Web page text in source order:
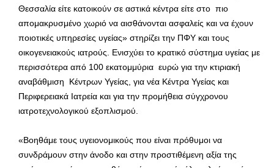
Θεσσαλία είτε κατοικούν σε αστικά κέντρα είτε στο πιο
απομακρυσμένο χωριό να αισθάνονται ασφαλείς και να έχουν
ποιοτικές υπηρεσίες υγείας» στηρίζει την ΠΦΥ και τους
οικογενειακούς ιατρούς. Ενισχύει το κρατικό σύστημα υγείας με
περισσότερα από 100 εκατομμύρια ευρώ για την κτιριακή
αναβάθμιση Κέντρων Υγείας, για νέα Κέντρα Υγείας και
Περιφερειακά Ιατρεία και για την προμήθεια σύγχρονου
ιατροτεχνολογικού εξοπλισμού.
«Βοηθάμε τους υγειονομικούς που είναι πρόθυμοι να
συνδράμουν στην άνοδο και στην προστιθέμενη αξία της